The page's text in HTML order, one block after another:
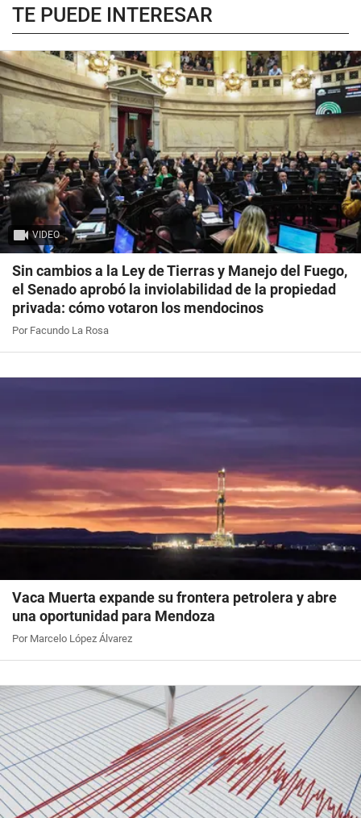
TE PUEDE INTERESAR
VIDEO
Sin cambios a la Ley de Tierras y Manejo del Fuego,
el Senado aprobó la inviolabilidad de la propiedad
privada: cómo votaron los mendocinos
Por Facundo La Rosa
Vaca Muerta expande su frontera petrolera y abre
una oportunidad para Mendoza
Por Marcelo López Álvarez